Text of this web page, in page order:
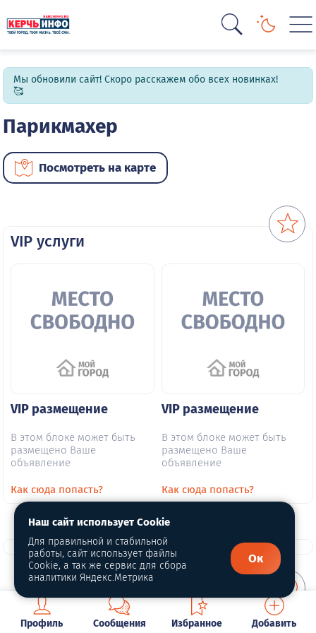
Мы обновили сайт! Скоро расскажем обо всех новинках!
🥰
Парикмахер
Посмотреть на карте
VIP услуги
VIP размещение
В этом блоке может быть
размещено Ваше
объявление
Как сюда попасть?
VIP размещение
В этом блоке может быть
размещено Ваше
объявление
Как сюда попасть?
О портале
Профиль Сообщения Избранное Добавить
Наш сайт использует Cookie
Для правильной и стабильной
работы, сайт использует файлы
Cookie, а так же сервис для сбора
аналитики Яндекс.Метрика
Ок